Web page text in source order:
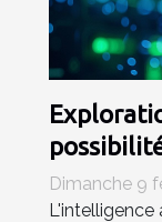
Dimanche 9
L'intelligence